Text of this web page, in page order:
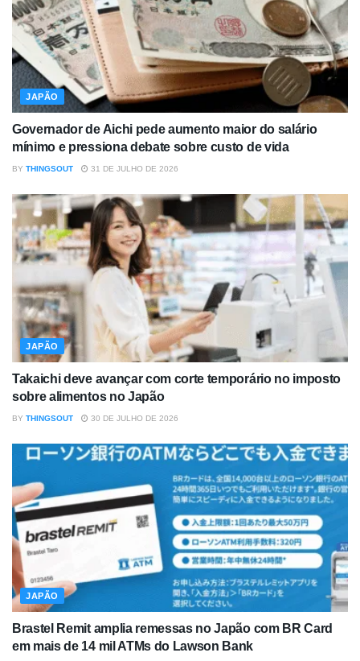
JAPÃO
Governador de Aichi pede aumento maior do salário
mínimo e pressiona debate sobre custo de vida
BY THINGSOUT 31 DE JULHO DE 2026
JAPÃO
Takaichi deve avançar com corte temporário no imposto
sobre alimentos no Japão
BY THINGSOUT 30 DE JULHO DE 2026
JAPÃO
Brastel Remit amplia remessas no Japão com BR Card
em mais de 14 mil ATMs do Lawson Bank